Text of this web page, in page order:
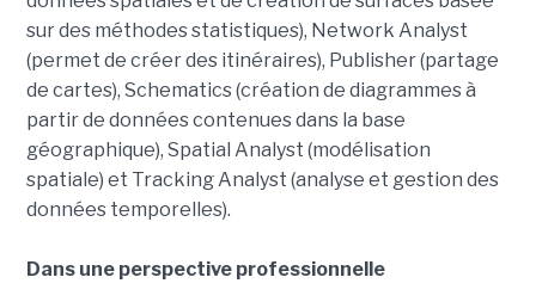
sur des méthodes statistiques), Network Analyst
(permet de créer des itinéraires), Publisher (partage
de cartes), Schematics (création de diagrammes à
partir de données contenues dans la base
géographique), Spatial Analyst (modélisation
spatiale) et Tracking Analyst (analyse et gestion des
données temporelles).
Dans une perspective professionnelle